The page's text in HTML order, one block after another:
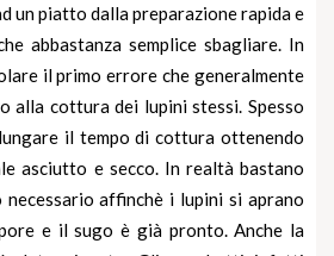
un piatto dalla preparazione rapida e
abbastanza semplice sbagliare. In
il primo errore che generalmente
alla cottura dei lupini stessi. Spesso
il tempo di cottura ottenendo
asciutto e secco. In realtà bastano
affinchè i lupini si aprano
e il sugo è già pronto. Anche la